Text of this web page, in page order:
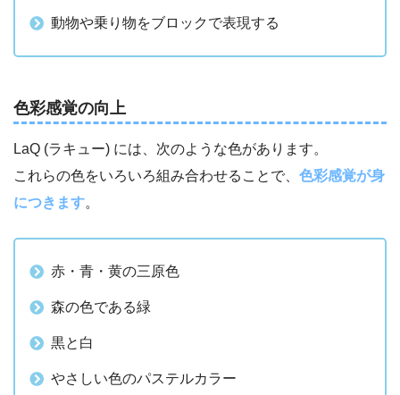
動物や乗り物をブロックで表現する
色彩感覚の向上
LaQ (ラキュー) には、次のような色があります。
これらの色をいろいろ組み合わせることで、 色彩感覚が身
につきます。
赤・青・黄の三原色
森の色である緑
黒と白
やさしい色のパステルカラー